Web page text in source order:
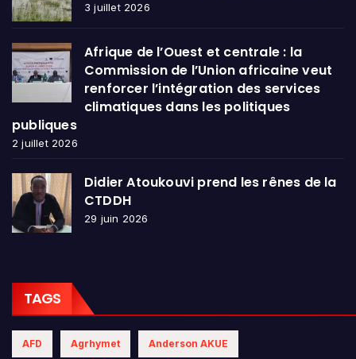
3 juillet 2026
Afrique de l’Ouest et centrale : la
Commission de l’Union africaine veut
renforcer l’intégration des services
climatiques dans les politiques
publiques
2 juillet 2026
Didier Atoukouvi prend les rênes de la
CTDDH
29 juin 2026
TAGS
AFD Agrhymet Anderson AKUE